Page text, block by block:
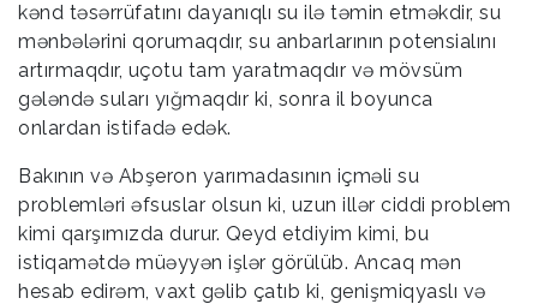
kənd təsərrüfatını dayanıqlı su ilə təmin etməkdir, su
mənbələrini qorumaqdır, su anbarlarının potensialını
artırmaqdır, uçotu tam yaratmaqdır və mövsüm
gələndə suları yığmaqdır ki, sonra il boyunca
onlardan istifadə edək.
Bakının və Abşeron yarımadasının içməli su
problemləri əfsuslar olsun ki, uzun illər ciddi problem
kimi qarşımızda durur. Qeyd etdiyim kimi, bu
istiqamətdə müəyyən işlər görülüb. Ancaq mən
hesab edirəm, vaxt gəlib çatıb ki, genişmiqyaslı və